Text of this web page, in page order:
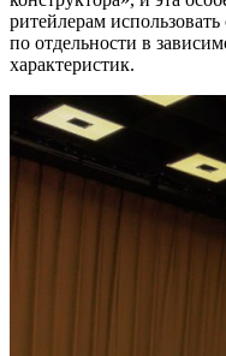
ритейлерам
по отдельности в
характеристик.